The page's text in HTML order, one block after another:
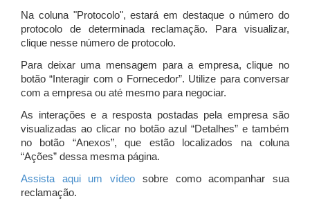
Na coluna "Protocolo", estará em destaque o número do
protocolo de determinada reclamação. Para visualizar,
clique nesse número de protocolo.
Para deixar uma mensagem para a empresa, clique no
botão “Interagir com o Fornecedor”. Utilize para conversar
com a empresa ou até mesmo para negociar.
As interações e a resposta postadas pela empresa são
visualizadas ao clicar no botão azul “Detalhes” e também
no botão “Anexos”, que estão localizados na coluna
“Ações” dessa mesma página.
Assista aqui um vídeo sobre como acompanhar sua
reclamação.